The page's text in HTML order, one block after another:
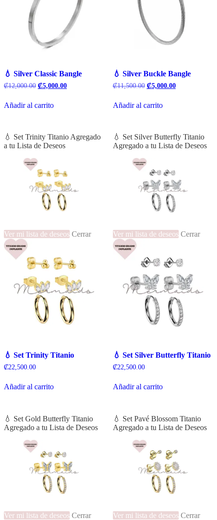
💧 Silver Classic Bangle
₡12,000.00 El
era:
₡5,000.00El
Añadir al carrito
💧 Silver Buckle Bangle
₡11,500.00 El
era:
₡5,000.00El
Añadir al carrito
💧 Set Trinity Titanio Agregado
a tu Lista de Deseos
Ver mi lista de deseos Cerrar
💧 Set Trinity Titanio
₡22,500.00
Añadir al carrito
💧 Set Silver Butterfly Titanio
Agregado a tu Lista de Deseos
Ver mi lista de deseos Cerrar
💧 Set Silver Butterfly Titanio
₡22,500.00
Añadir al carrito
💧 Set Gold Butterfly Titanio
Agregado a tu Lista de Deseos
Ver mi lista de deseos Cerrar
💧 Set Pavé Blossom Titanio
Agregado a tu Lista de Deseos
Ver mi lista de deseos Cerrar